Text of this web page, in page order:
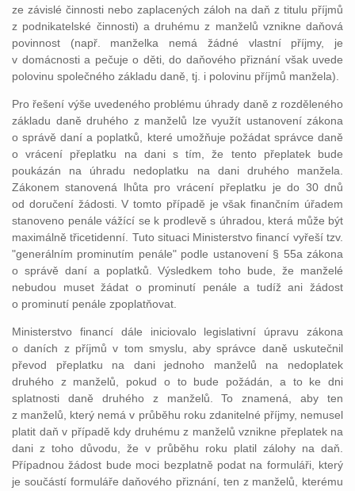
ze závislé činnosti nebo zaplacených záloh na daň z titulu příjmů
z podnikatelské činnosti) a druhému z manželů vznikne daňová
povinnost (např. manželka nemá žádné vlastní příjmy, je
v domácnosti a pečuje o děti, do daňového přiznání však uvede
polovinu společného základu daně, tj. i polovinu příjmů manžela).
Pro řešení výše uvedeného problému úhrady daně z rozděleného
základu daně druhého z manželů lze využít ustanovení zákona
o správě daní a poplatků, které umožňuje požádat správce daně
o vrácení přeplatku na dani s tím, že tento přeplatek bude
poukázán na úhradu nedoplatku na dani druhého manžela.
Zákonem stanovená lhůta pro vrácení přeplatku je do 30 dnů
od doručení žádosti. V tomto případě je však finančním úřadem
stanoveno penále vážící se k prodlevě s úhradou, která může být
maximálně třicetidenní. Tuto situaci Ministerstvo financí vyřeší tzv.
"generálním prominutím penále" podle ustanovení § 55a zákona
o správě daní a poplatků. Výsledkem toho bude, že manželé
nebudou muset žádat o prominutí penále a tudíž ani žádost
o prominutí penále zpoplatňovat.
Ministerstvo financí dále iniciovalo legislativní úpravu zákona
o daních z příjmů v tom smyslu, aby správce daně uskutečnil
převod přeplatku na dani jednoho manželů na nedoplatek
druhého z manželů, pokud o to bude požádán, a to ke dni
splatnosti daně druhého z manželů. To znamená, aby ten
z manželů, který nemá v průběhu roku zdanitelné příjmy, nemusel
platit daň v případě kdy druhému z manželů vznikne přeplatek na
dani z toho důvodu, že v průběhu roku platil zálohy na daň.
Případnou žádost bude moci bezplatně podat na formuláři, který
je součástí formuláře daňového přiznání, ten z manželů, kterému